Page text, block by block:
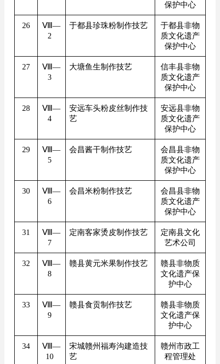
保护中心
26
Ⅷ—
2
于都县珍珠粉制作技艺
于都县非物
质文化遗产
保护中心
27
Ⅷ—
3
大塘鱼生制作技艺
信丰县非物
质文化遗产
保护中心
28
Ⅷ—
4
安远车头粉皮丝制作技
艺
安远县非物
质文化遗产
保护中心
29
Ⅷ—
5
会昌酱干制作技艺
会昌县非物
质文化遗产
保护中心
30
Ⅷ—
6
会昌米粉制作技艺
会昌县非物
质文化遗产
保护中心
31
Ⅷ—
7
定南客家烫皮制作技艺
定南县文化
艺术公司
32
Ⅷ—
8
赣县黄元米果制作技艺
赣县非物质
文化遗产保
护中心
33
Ⅷ—
9
赣县食贡制作技艺
赣县非物质
文化遗产保
护中心
34
Ⅷ—
10
宋城赣州福寿沟建造技
艺
赣州市政工
程管理处